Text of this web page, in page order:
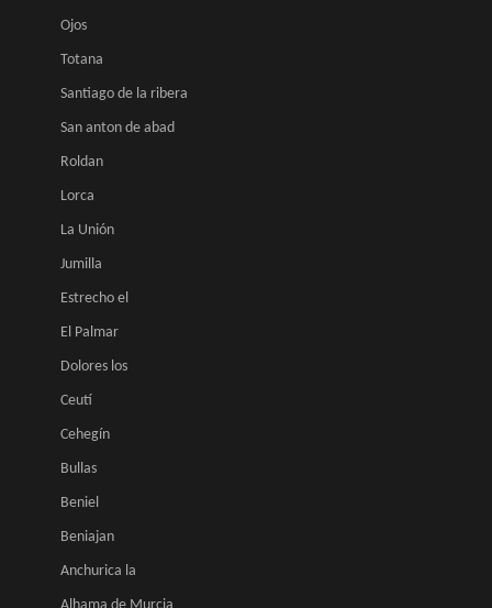
Ojos
Totana
Santiago de la ribera
San anton de abad
Roldan
Lorca
La Unión
Jumilla
Estrecho el
El Palmar
Dolores los
Ceutí
Cehegín
Bullas
Beniel
Beniajan
Anchurica la